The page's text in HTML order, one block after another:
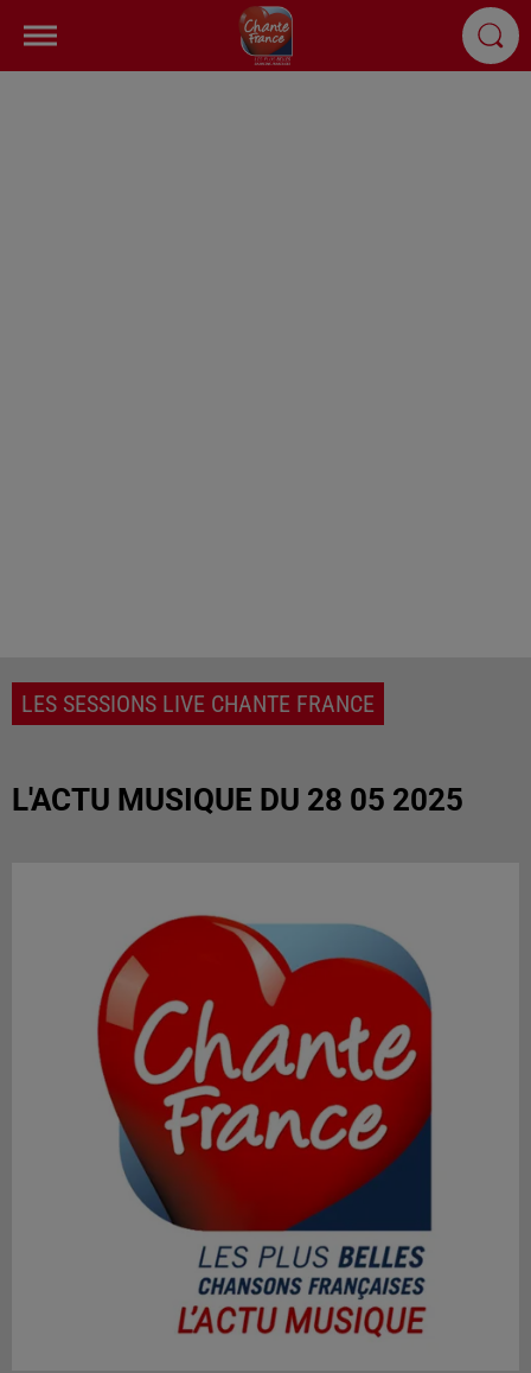
LES SESSIONS LIVE CHANTE FRANCE
L'ACTU MUSIQUE DU 28 05 2025